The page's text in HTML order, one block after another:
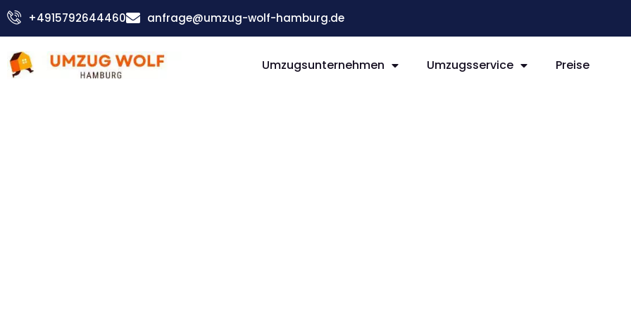
Zum
Inhalt
+4915792644460 anfrage@umzug-wolf-hamburg.de
Umzugsunternehmen Umzugsservice Preise